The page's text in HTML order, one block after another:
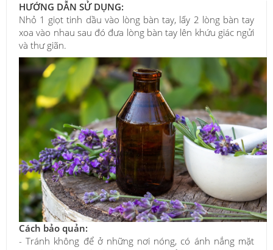
HƯỚNG DẪN SỬ DỤNG:
Nhỏ 1 giọt tinh dầu vào lòng bàn tay, lấy 2 lòng bàn tay
xoa vào nhau sau đó đưa lòng bàn tay lên khứu giác ngửi
và thư giãn.
Cách bảo quản:
- Tránh không để ở những nơi nóng, có ánh nắng mặt